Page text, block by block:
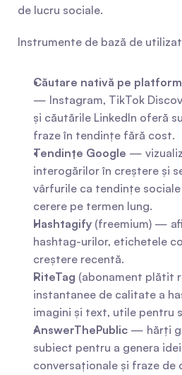
de lucru sociale.
Instrumente de bază de
Căutare nativă pe
— Instagram, TikTok
și căutările LinkedIn oferă
fraze în tendințe fără cost.
Tendințe Google —
interogărilor în creștere și
vârfurile ca tendințe
cerere pe termen lung.
Hashtagify (freemium) —
hashtag-urilor, etichetele
creștere recentă.
RiteTag (abonament plătit
instantanee de calitate a
imagini și text, utile pentru
AnswerThePublic — hărți
subiect pentru a genera
conversaționale și fraze de